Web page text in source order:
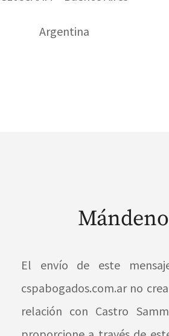
Argentina
El envío de este
cspabogados.com.ar no
relación con Castro